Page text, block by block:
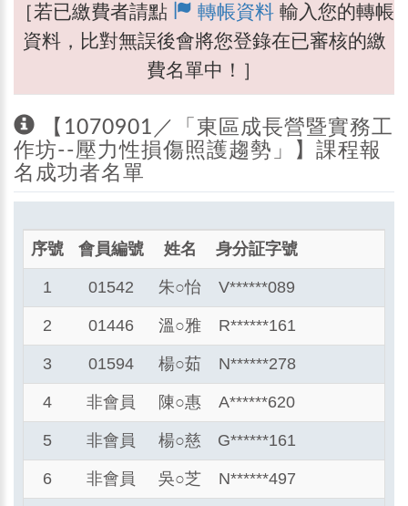
［若已繳費者請點 轉帳資料輸入您的轉帳
資料，比對無誤後會將您登錄在已審核的繳
費名單中！］
【1070901／「東區成長營暨實務工
作坊--壓力性損傷照護趨勢」】課程報
名成功者名單
序號 會員編號 姓名 身分証字號
1 01542 朱○怡 V******089
2 01446 溫○雅 R******161
3 01594 楊○茹 N******278
4 非會員 陳○惠 A******620
5 非會員 楊○慈 G******161
6 非會員 吳○芝 N******497